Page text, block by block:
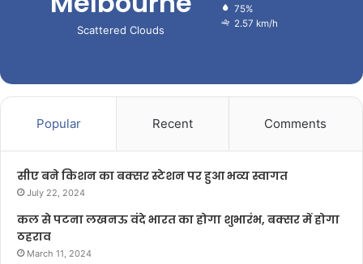
Scattered Clouds
75%
2.57 km/h
Popular Recent Comments
सीए बने किशन का बक्सर स्टेशन पर हुआ भव्य स्वागत
July 22, 2024
कल से पटना लखनऊ वंदे भारत का होगा शुभारंभ, बक्सर में होगा
ठहराव
March 11, 2024